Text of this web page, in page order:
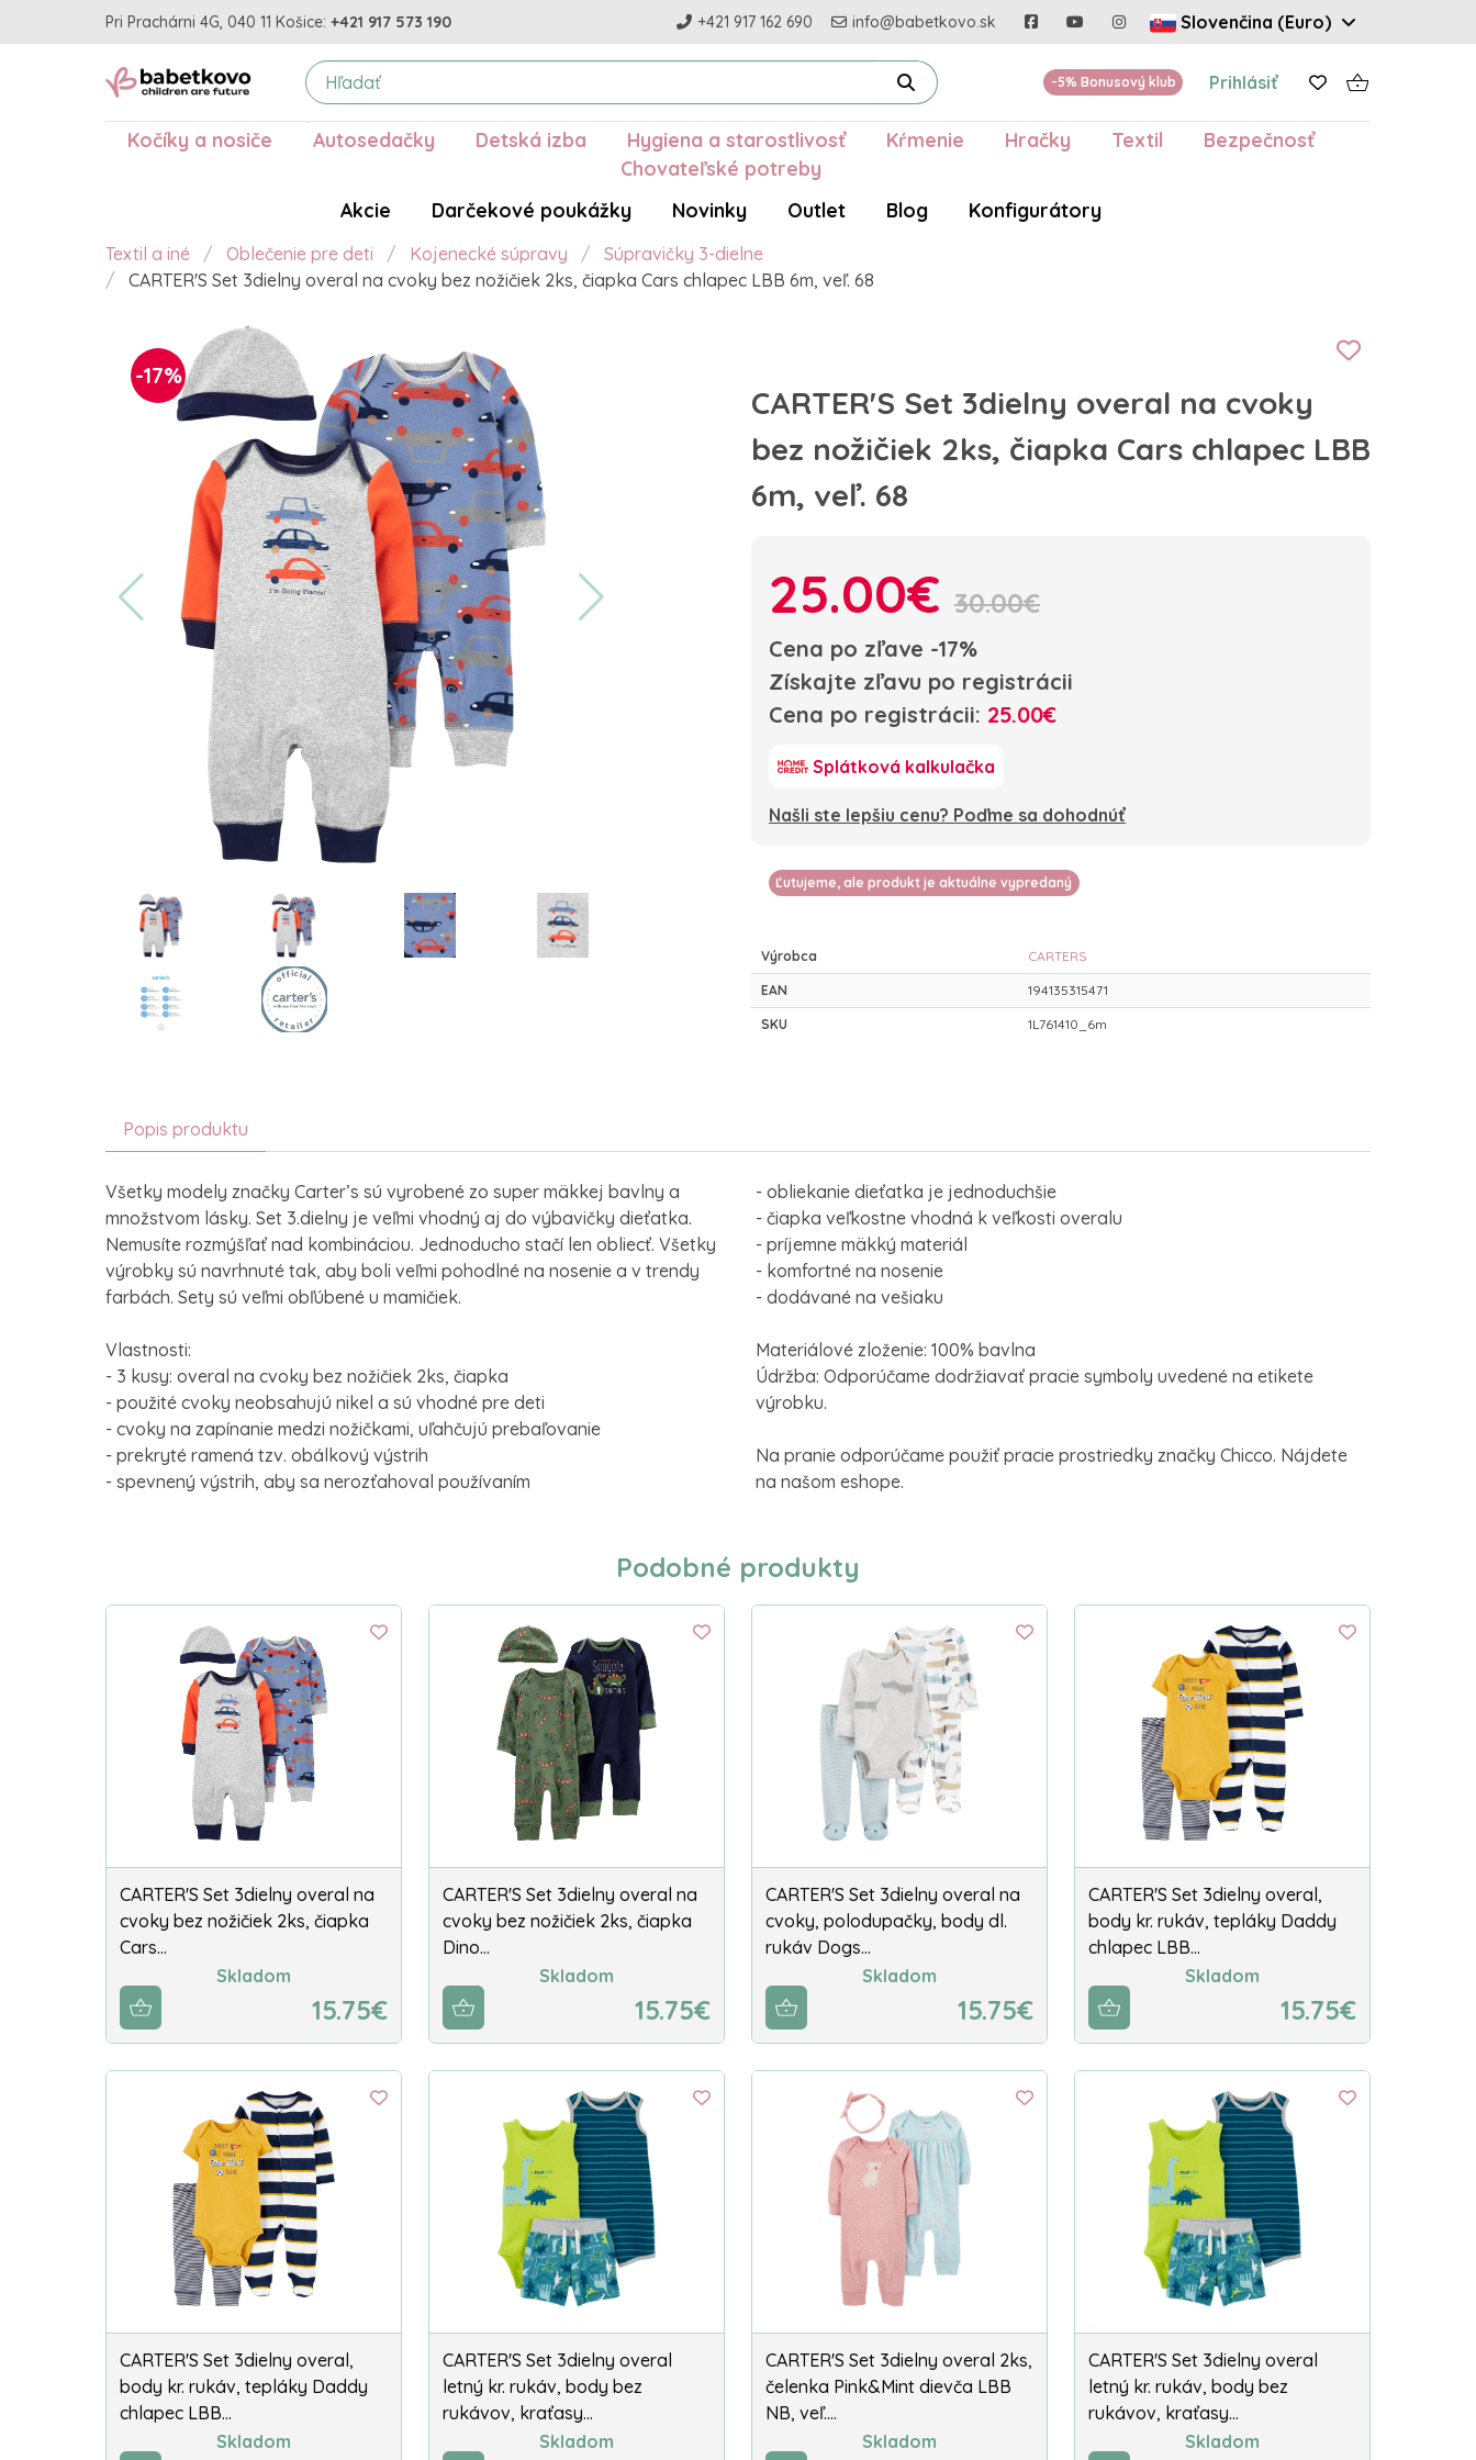
Pri Prachárni 4G, 040 11 Košice: +421 917 573 190 +421 917 162 690 info@babetkovo.sk Slovenčina (Euro)
-5% Bonusový klub Prihlásiť
Kočíky a nosiče Autosedačky Detská izba Hygiena a starostlivosť Kŕmenie Hračky Textil
Bezpečnosť
Chovateľské potreby
Akcie
Darčekové poukážky Novinky Outlet Blog Konfigurátory
Textil a iné Oblečenie pre deti Kojenecké súpravy
Súpravičky 3-dielne
CARTER'S Set 3dielny overal na cvoky bez nožičiek 2ks, čiapka Cars chlapec LBB 6m, veľ. 68
-17%
CARTER'S Set 3dielny overal na cvoky
bez nožičiek 2ks, čiapka Cars chlapec LBB
6m, veľ. 68
25.00€ 30.00€
Cena po zľave -17%
Získajte zľavu po registrácii
Cena po registrácii: 25.00€
Splátková kalkulačka
Našli ste lepšiu cenu? Poďme sa dohodnúť
Ľutujeme, ale produkt je aktuálne vypredaný
Výrobca CARTERS
EAN 194135315471
SKU 1L761410_6m
Popis produktu
Všetky modely značky Carter’s sú vyrobené zo super mäkkej bavlny a
množstvom lásky. Set 3.dielny je veľmi vhodný aj do výbavičky dieťatka.
Nemusíte rozmýšľať nad kombináciou. Jednoducho stačí len obliecť. Všetky
výrobky sú navrhnuté tak, aby boli veľmi pohodlné na nosenie a v trendy
farbách. Sety sú veľmi obľúbené u mamičiek.
Vlastnosti:
- 3 kusy: overal na cvoky bez nožičiek 2ks, čiapka
- použité cvoky neobsahujú nikel a sú vhodné pre deti
- cvoky na zapínanie medzi nožičkami, uľahčujú prebaľovanie
- prekryté ramená tzv. obálkový výstrih
- spevnený výstrih, aby sa nerozťahoval používaním
- obliekanie dieťatka je jednoduchšie
- čiapka veľkostne vhodná k veľkosti overalu
- príjemne mäkký materiál
- komfortné na nosenie
- dodávané na vešiaku
Materiálové zloženie: 100% bavlna
Údržba: Odporúčame dodržiavať pracie symboly uvedené na etikete
výrobku.
Na pranie odporúčame použiť pracie prostriedky značky Chicco. Nájdete
na našom eshope.
Podobné produkty
CARTER'S Set 3dielny overal na
cvoky bez nožičiek 2ks, čiapka
Cars…
Skladom
15.75€
CARTER'S Set 3dielny overal na
cvoky bez nožičiek 2ks, čiapka
Dino…
Skladom
15.75€
CARTER'S Set 3dielny overal na
cvoky, polodupačky, body dl.
rukáv Dogs…
Skladom
15.75€
CARTER'S Set 3dielny overal,
body kr. rukáv, tepláky Daddy
chlapec LBB…
Skladom
15.75€
CARTER'S Set 3dielny overal,
body kr. rukáv, tepláky Daddy
chlapec LBB…
Skladom
CARTER'S Set 3dielny overal
letný kr. rukáv, body bez
rukávov, kraťasy…
Skladom
CARTER'S Set 3dielny overal 2ks,
čelenka Pink&Mint dievča LBB
NB, veľ.…
Skladom
CARTER'S Set 3dielny overal
letný kr. rukáv, body bez
rukávov, kraťasy…
Skladom